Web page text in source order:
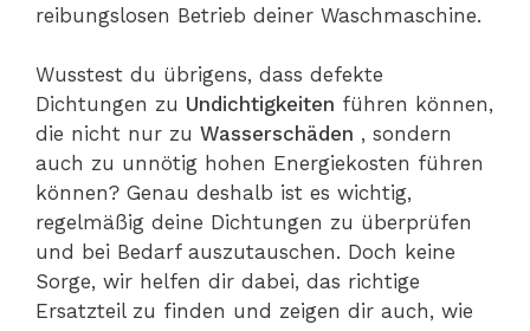
reibungslosen Betrieb deiner Waschmaschine.
Wusstest du übrigens, dass defekte
Dichtungen zu Undichtigkeiten führen können,
die nicht nur zu Wasserschäden , sondern
auch zu unnötig hohen Energiekosten führen
können? Genau deshalb ist es wichtig,
regelmäßig deine Dichtungen zu überprüfen
und bei Bedarf auszutauschen. Doch keine
Sorge, wir helfen dir dabei, das richtige
Ersatzteil zu finden und zeigen dir auch, wie